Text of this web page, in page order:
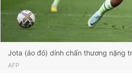
Theo dõi báo trên
Hotline
0906 645 777
Liên
0908
Jota (áo đỏ) dính chấn thương nặng
AFP